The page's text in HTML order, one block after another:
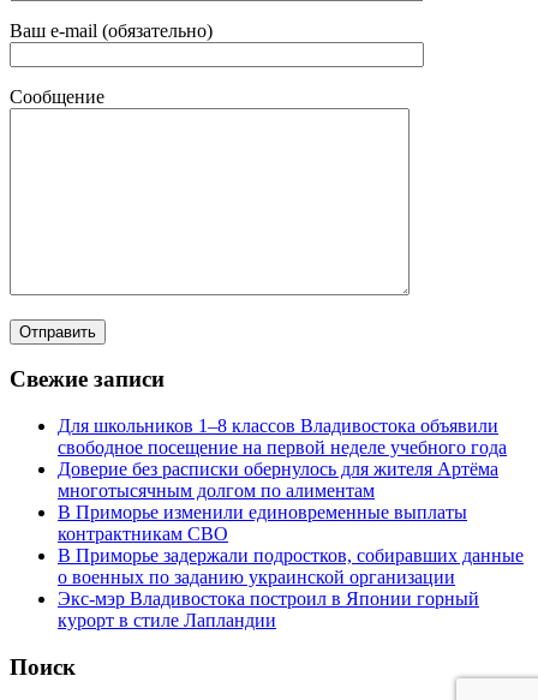
Ваш e-mail (обязательно)
Сообщение
Свежие записи
Для школьников 1–8 классов Владивостока объявили
свободное посещение на первой неделе учебного года
Доверие без расписки обернулось для жителя Артёма
многотысячным долгом по алиментам
В Приморье изменили единовременные выплаты
контрактникам СВО
В Приморье задержали подростков, собиравших данные
о военных по заданию украинской организации
Экс-мэр Владивостока построил в Японии горный
курорт в стиле Лапландии
Поиск